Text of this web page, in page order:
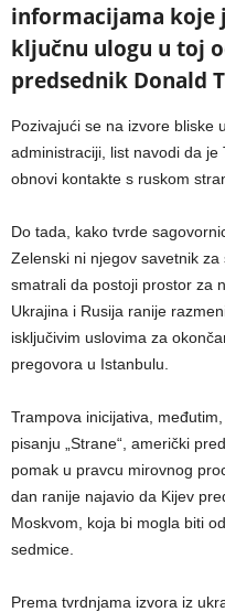
informacijama koje
ključnu ulogu u toj
predsednik Donald
Pozivajući se na izvore bliske
administraciji, list navodi da
obnovi kontakte s ruskom
Do tada, kako tvrde
Zelenski ni njegov savetnik
smatrali da postoji prostor za
Ukrajina i Rusija ranije
isključivim uslovima za
pregovora u Istanbulu.
Trampova inicijativa,
pisanju „Strane“, američki
pomak u pravcu mirovnog
dan ranije najavio da Kijev
Moskvom, koja bi mogla biti
sedmice.
Prema tvrdnjama izvora iz